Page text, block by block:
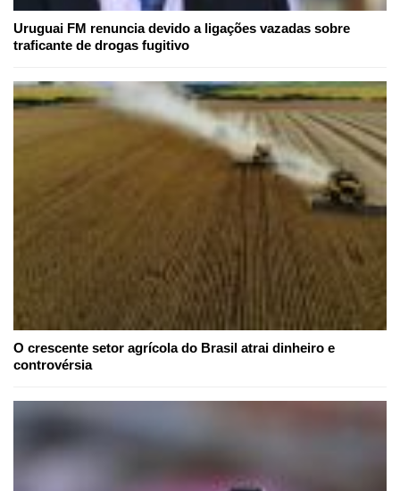
Uruguai FM renuncia devido a ligações vazadas sobre
traficante de drogas fugitivo
O crescente setor agrícola do Brasil atrai dinheiro e
controvérsia